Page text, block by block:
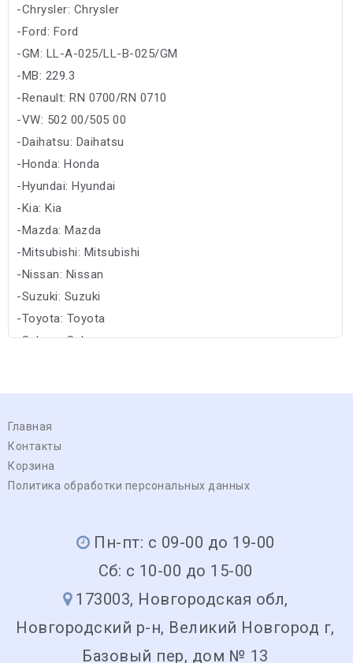
-Chrysler: Chrysler
-Ford: Ford
-GM: LL-A-025/LL-B-025/GM
-MB: 229.3
-Renault: RN 0700/RN 0710
-VW: 502 00/505 00
-Daihatsu: Daihatsu
-Honda: Honda
-Hyundai: Hyundai
-Kia: Kia
-Mazda: Mazda
-Mitsubishi: Mitsubishi
-Nissan: Nissan
-Suzuki: Suzuki
-Toyota: Toyota
-Subaru: Subaru
Главная
Контакты
Корзина
Политика обработки персональных данных
Пн-пт: с 09-00 до 19-00
Сб: с 10-00 до 15-00
173003, Новгородская обл,
Новгородский р-н, Великий Новгород г,
Базовый пер, дом № 13